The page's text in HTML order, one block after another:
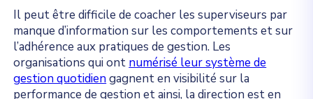
Il peut être difficile de coacher les superviseurs par
manque d’information sur les comportements et sur
l’adhérence aux pratiques de gestion. Les
organisations qui ont numérisé leur système de
gestion quotidiengagnent en visibilité sur la
performance de gestion et ainsi, la direction est en